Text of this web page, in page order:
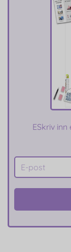
ESkriv